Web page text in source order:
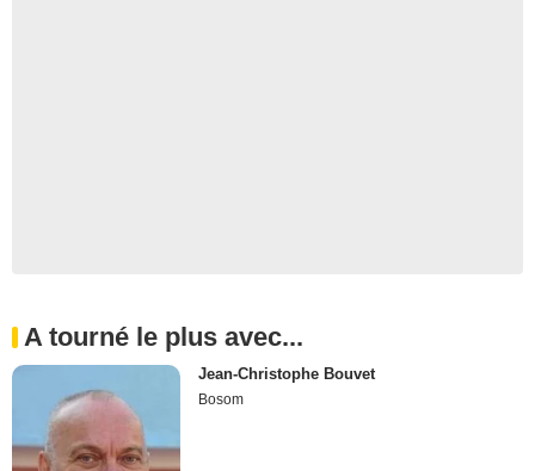
A tourné le plus avec...
Jean-Christophe Bouvet
Bosom